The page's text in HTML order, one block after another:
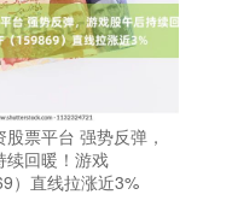
票平台 强势反弹，
续回暖！游戏
）直线拉涨近3%